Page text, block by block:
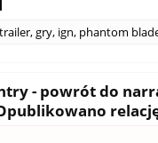
,gry, ign, phantom
- powrót do